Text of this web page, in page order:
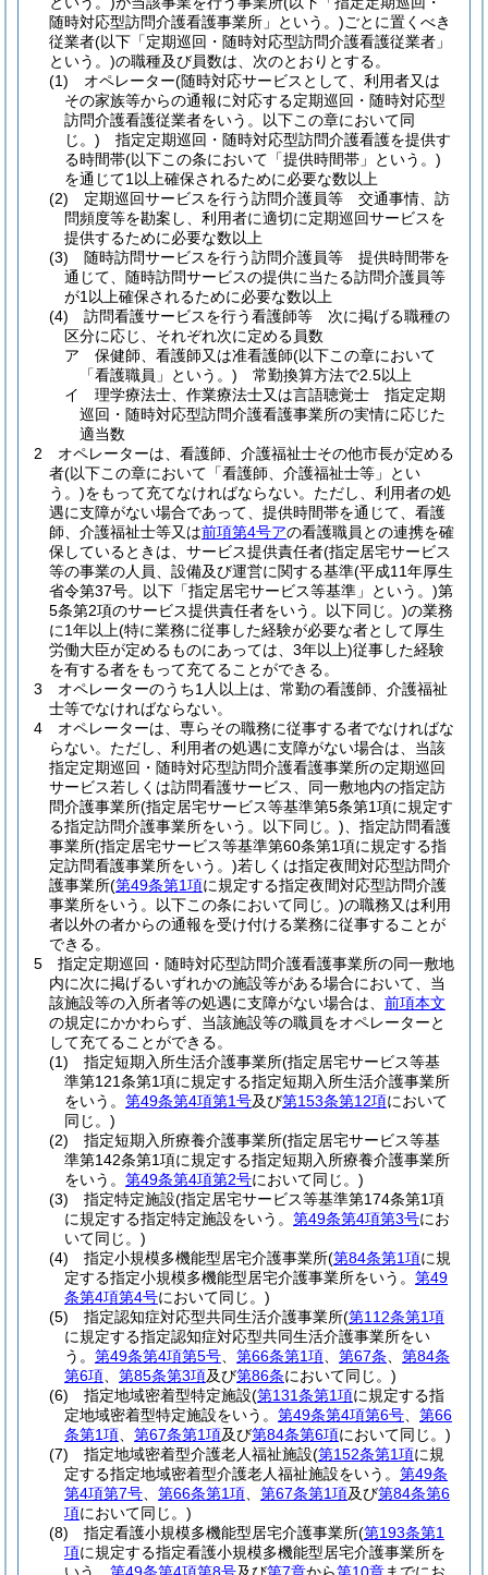
随時対応型訪問介護看護事業所」という。)ごとに置くべき
従業者(以下「定期巡回・随時対応型訪問介護看護従業者」
という。)の職種及び員数は、次のとおりとする。
(1)
オペレーター(随時対応サービスとして、利用者又は
その家族等からの通報に対応する定期巡回・随時対応型
訪問介護看護従業者をいう。以下この章において同
じ。) 指定定期巡回・随時対応型訪問介護看護を提供す
る時間帯(以下この条において「提供時間帯」という。)
を通じて1以上確保されるために必要な数以上
(2)
定期巡回サービスを行う訪問介護員等 交通事情、訪
問頻度等を勘案し、利用者に適切に定期巡回サービスを
提供するために必要な数以上
(3)
随時訪問サービスを行う訪問介護員等 提供時間帯を
通じて、随時訪問サービスの提供に当たる訪問介護員等
が1以上確保されるために必要な数以上
(4)
訪問看護サービスを行う看護師等 次に掲げる職種の
区分に応じ、それぞれ次に定める員数
ア
保健師、看護師又は准看護師(以下この章において
「看護職員」という。) 常勤換算方法で2.5以上
イ
理学療法士、作業療法士又は言語聴覚士 指定定期
巡回・随時対応型訪問介護看護事業所の実情に応じた
適当数
2
オペレーターは、看護師、介護福祉士その他市長が定める
者(以下この章において「看護師、介護福祉士等」とい
う。)をもって充てなければならない。 ただし、利用者の処
遇に支障がない場合であって、提供時間帯を通じて、看護
師、介護福祉士等又は前項第4号アの看護職員との連携を確
保しているときは、サービス提供責任者(指定居宅サービス
等の事業の人員、設備及び運営に関する基準(平成11年厚生
省令第37号。以下「指定居宅サービス等基準」という。)第
5条第2項のサービス提供責任者をいう。以下同じ。)の業務
に1年以上(特に業務に従事した経験が必要な者として厚生
労働大臣が定めるものにあっては、3年以上)従事した経験
を有する者をもって充てることができる。
3
オペレーターのうち1人以上は、常勤の看護師、介護福祉
士等でなければならない。
4
オペレーターは、専らその職務に従事する者でなければな
らない。 ただし、利用者の処遇に支障がない場合は、当該
指定定期巡回・随時対応型訪問介護看護事業所の定期巡回
サービス若しくは訪問看護サービス、同一敷地内の指定訪
問介護事業所(指定居宅サービス等基準第5条第1項に規定す
る指定訪問介護事業所をいう。以下同じ。) 、指定訪問看護
事業所(指定居宅サービス等基準第60条第1項に規定する指
定訪問看護事業所をいう。)若しくは指定夜間対応型訪問介
護事業所(第49条第1項に規定する指定夜間対応型訪問介護
事業所をいう。以下この条において同じ。)の職務又は利用
者以外の者からの通報を受け付ける業務に従事することが
できる。
5
指定定期巡回・随時対応型訪問介護看護事業所の同一敷地
内に次に掲げるいずれかの施設等がある場合において、当
該施設等の入所者等の処遇に支障がない場合は、 前項本文
の規定にかかわらず、当該施設等の職員をオペレーターと
して充てることができる。
(1)
指定短期入所生活介護事業所(指定居宅サービス等基
準第121条第1項に規定する指定短期入所生活介護事業所
をいう。 第49条第4項第1号及び第153条第12項において
同じ。)
(2)
指定短期入所療養介護事業所(指定居宅サービス等基
準第142条第1項に規定する指定短期入所療養介護事業所
をいう。 第49条第4項第2号において同じ。)
(3)
指定特定施設(指定居宅サービス等基準第174条第1項
に規定する指定特定施設をいう。 第49条第4項第3号にお
いて同じ。)
(4)
指定小規模多機能型居宅介護事業所(第84条第1項に規
定する指定小規模多機能型居宅介護事業所をいう。 第49
条第4項第4号において同じ。)
(5)
指定認知症対応型共同生活介護事業所(第112条第1項
に規定する指定認知症対応型共同生活介護事業所をい
う。 第49条第4項第5号 第66条第1項 第67条
第84条
第6項
第85条第3項及び第86条において同じ。)
(6)
指定地域密着型特定施設(第131条第1項に規定する指
定地域密着型特定施設をいう。 第49条第4項第6号
第66
条第1項
第67条第1項及び第84条第6項において同じ。)
(7)
指定地域密着型介護老人福祉施設(第152条第1項に規
定する指定地域密着型介護老人福祉施設をいう。 第49条
第4項第7号
第66条第1項 第67条第1項及び第84条第6
項において同じ。)
(8)
指定看護小規模多機能型居宅介護事業所(第193条第1
項に規定する指定看護小規模多機能型居宅介護事業所を